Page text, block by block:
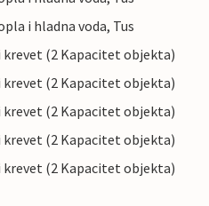
i hladna voda, Tus
krevet (2 Kapacitet objekta)
krevet (2 Kapacitet objekta)
krevet (2 Kapacitet objekta)
krevet (2 Kapacitet objekta)
krevet (2 Kapacitet objekta)